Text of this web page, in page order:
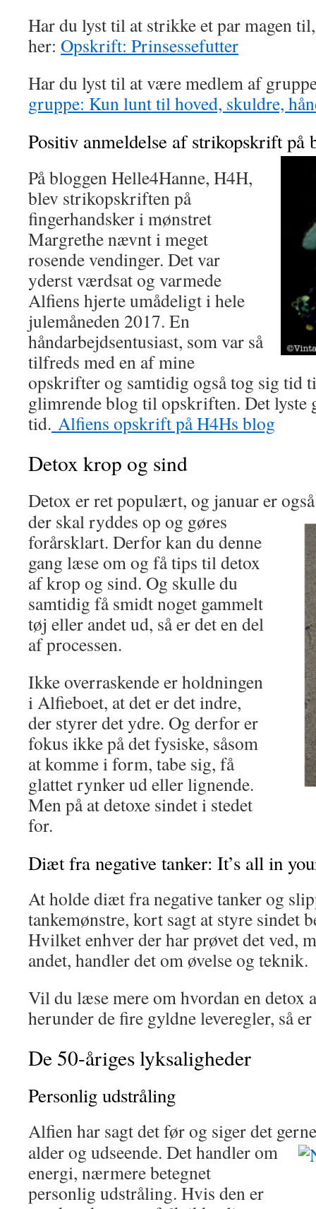
Har du lyst til at strikke et par magen
her: Opskrift: Prinsessefutter
Har du lyst til at være medlem af
gruppe: Kun lunt til hoved, skuldre,
Positiv anmeldelse af strikopskrift på
På bloggen Helle4Hanne, H4H,
blev strikopskriften på
fingerhandsker i mønstret
Margrethe nævnt i meget
rosende vendinger. Det var
yderst værdsat og varmede
Alfiens hjerte umådeligt i hele
julemåneden 2017. En
håndarbejdsentusiast, som var så
tilfreds med en af mine
opskrifter og samtidig også tog sig tid
glimrende blog til opskriften. Det lyste
tid. Alfiens opskrift på H4Hs blog
Detox krop og sind
Detox er ret populært, og januar er
der skal ryddes op og gøres
forårsklart. Derfor kan du denne
gang læse om og få tips til detox
af krop og sind. Og skulle du
samtidig få smidt noget gammelt
tøj eller andet ud, så er det en del
af processen.
Ikke overraskende er holdningen
i Alfieboet, at det er det indre,
der styrer det ydre. Og derfor er
fokus ikke på det fysiske, såsom
at komme i form, tabe sig, få
glattet rynker ud eller lignende.
Men på at detoxe sindet i stedet
for.
Diæt fra negative tanker: It’s all in
At holde diæt fra negative tanker og
tankemønstre, kort sagt at styre sindet
Hvilket enhver der har prøvet det ved,
andet, handler det om øvelse og teknik.
Vil du læse mere om hvordan en detox
herunder de fire gyldne leveregler, så
De 50-åriges lyksaligheder
Personlig udstråling
Alfien har sagt det før og siger det
alder og udseende. Det handler om
energi, nærmere betegnet
personlig udstråling. Hvis den er